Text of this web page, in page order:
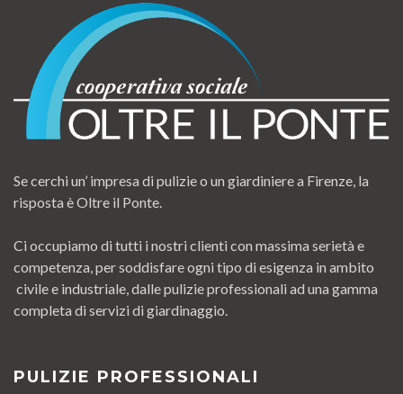
Se cerchi un’ impresa di pulizie o un giardiniere a Firenze, la
risposta è Oltre il Ponte.
Ci occupiamo di tutti i nostri clienti con massima serietà e
competenza, per soddisfare ogni tipo di esigenza in ambito
civile e industriale, dalle pulizie professionali ad una gamma
completa di servizi di giardinaggio.
PULIZIE PROFESSIONALI